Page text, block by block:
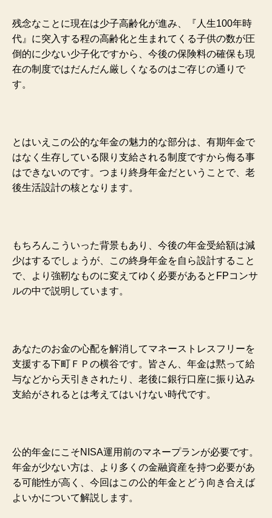
残念なことに現在は少子高齢化が進み、『人生100年時
代』に突入する程の高齢化と生まれてくる子供の数が圧
倒的に少ない少子化ですから、今後の保険料の確保も現
在の制度ではだんだん厳しくなるのはご存じの通りで
す。
とはいえこの公的な年金の魅力的な部分は、有期年金で
はなく生存している限り支給される制度ですから侮る事
はできないのです。つまり終身年金だということで、老
後生活設計の核となります。
もちろんこういった背景もあり、今後の年金受給額は減
少はするでしょうが、この終身年金を自ら設計すること
で、より強靭なものに変えてゆく必要があるとFPコンサ
ルの中で説明しています。
あなたのお金の心配を解消してマネーストレスフリーを
支援する下町ＦＰの横谷です。皆さん、年金は黙って給
与などから天引きされたり、老後に銀行口座に振り込み
支給がされるとは考えてはいけない時代です。
公的年金にこそNISA運用前のマネープランが必要です。
年金が少ない方は、より多くの金融資産を持つ必要があ
る可能性が高く、今回はこの公的年金とどう向き合えば
よいかについて解説します。